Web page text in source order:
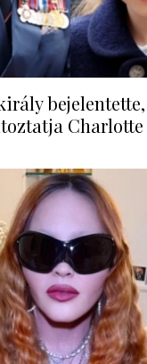
bejelentette,
Charlotte